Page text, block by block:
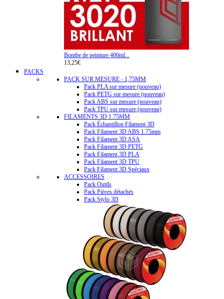
Bombe de peinture 400ml...
13,25€
PACKS
PACK SUR MESURE - 1,75MM
Pack PLA sur mesure (nouveau)
Pack PETG sur mesure (nouveau)
Pack ABS sur mesure (nouveau)
Pack TPU sur mesure (nouveau)
FILAMENTS 3D 1.75MM
Pack Échantillon Filament 3D
Pack Filament 3D ABS 1.75mm
Pack Filament 3D ASA
Pack Filament 3D PETG
Pack Filament 3D PLA
Pack Filament 3D TPU
Pack Filament 3D Spéciaux
ACCESSOIRES
Pack Outils
Pack Pièces détachés
Pack Stylo 3D